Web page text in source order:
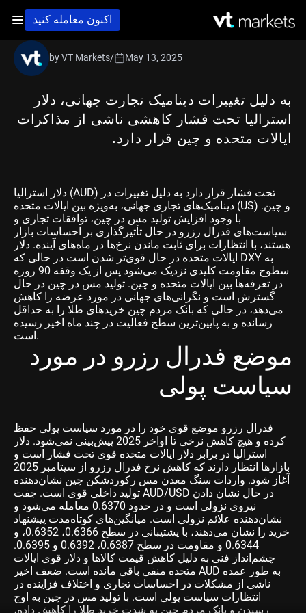
اکنون معامله کنید
به دلیل تغییرات دینامیک تجارت جهانی، دلار
استرالیا تحت فشار کاهشی ناشی از مذاکرات
ایالات متحده و چین قرار دارد.
by VT Markets/ May 13, 2025
دلار استرالیا (AUD) تحت فشار قرار دارد به دلیل تغییرات در
دینامیک‌های تجاری جهانی، به‌ویژه بین ایالات متحده (US) و چین.
با وجود افزایش تولید مس در چین، توافقات تجاری و
سیاست‌های فدرال رزرو در حال تأثیرگذاری بر احساسات بازار
هستند، با انتظارات برای ثابت ماندن نرخ‌ها در ماه‌های آینده. دلار
ایالات متحده در حال قوی‌تر شدن است در حالی که DXY به
سطوح مقاومت کلیدی نزدیک می‌شود پس از یک وقفه 90 روزه
در تعرفه‌ها بین ایالات متحده و چین. تولید مس در چین در حال
گسترش است و نگرانی‌های جهانی در مورد عرضه را کاهش
می‌دهد، در حالی که بانک مردم چین خریدهای طلا را به حداقل
رسانده و به پایین‌ترین سطح فعالیت در چند ماه اخیر رسیده
است.
موضع فدرال رزرو در مورد
سیاست پولی
فدرال رزرو موضع قوی خود را در مورد سیاست پولی حفظ
کرده و هیچ کاهش نرخی تا اواخر 2025 پیش‌بینی نمی‌شود. دلار
استرالیا در برابر دلار ایالات متحده قوی تحت فشار است و
بازارها انتظار دارند که کاهش نرخ فدرال رزرو از سپتامبر 2025
آغاز شود. واردات سنگ معدن مس رکوردشکن چین نشان‌دهنده
تولید داخلی قوی است. جفت AUD/USD در حال نشان دادن
نیروی نزولی است و در حدود 0.6370 معامله می‌شود و
نشان‌دهنده علائم نزولی است. میانگین‌های کوتاه‌مدت پیشنهاد
خرید را نشان می‌دهند، با پشتیبانی در سطح 0.6366، 0.6352، و
0.6344 و مقاومت در سطح 0.6387، 0.6392 و 0.6395.
چشم‌انداز فنی به دلیل کاهش قیمت کالاها و دلار قوی ایالات
متحده منفی باقی مانده است. ضعف اخیر AUD به طور عمده
ناشی از مشکلات در احساسات تجاری و اختلاف فزاینده در
انتظارات سیاست پولی است. با تولید مس در چین به اوج
رسیدن و بانک مردم چین به شدت خرید طلا را کاهش داده،